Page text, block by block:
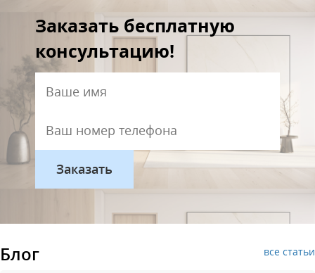
Заказать бесплатную
консультацию!
Блог все статьи